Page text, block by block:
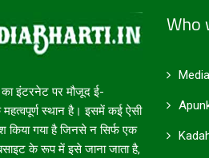
का इंटरनेट पर मौजूद ई-
स्थान है। इसमें कई ऐसी
किया गया है जिनसे न सिर्फ एक
के रूप में इसे जाना जाता है,
Who